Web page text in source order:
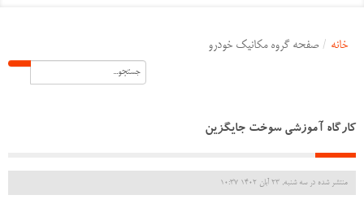
خانه / صفحه گروه مکانیک خودرو
کارگاه آموزشی سوخت جایگزین
منتشر شده در سه شنبه, 23 آبان 1402 10:37